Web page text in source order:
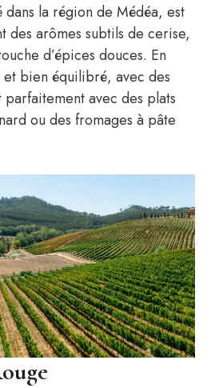
la région de Médéa, est
des arômes subtils de cerise,
d’épices douces. En
bien équilibré, avec des
avec des plats
ou des fromages à pâte